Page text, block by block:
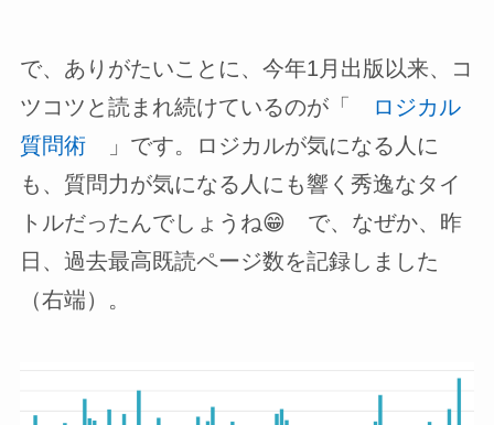
で、ありがたいことに、今年1月出版以来、コ
ツコツと読まれ続けているのが「
ロジカル
質問術」です。ロジカルが気になる人に
も、質問力が気になる人にも響く秀逸なタイ
トルだったんでしょうね😁 で、なぜか、昨
日、過去最高既読ページ数を記録しました
（右端）。